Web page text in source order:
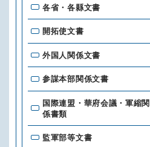
各省・各縣文書
開拓使文書
外国人関係文書
参謀本部関係文書
国際連盟・華府会議・軍縮関
係書類
監軍部等文書